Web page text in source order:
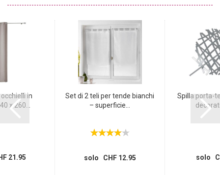
in
x 260...
21.95
Set di 2 teli per tende bianchi
– superficie...
solo CHF 12.95
Spilla porta-
solo